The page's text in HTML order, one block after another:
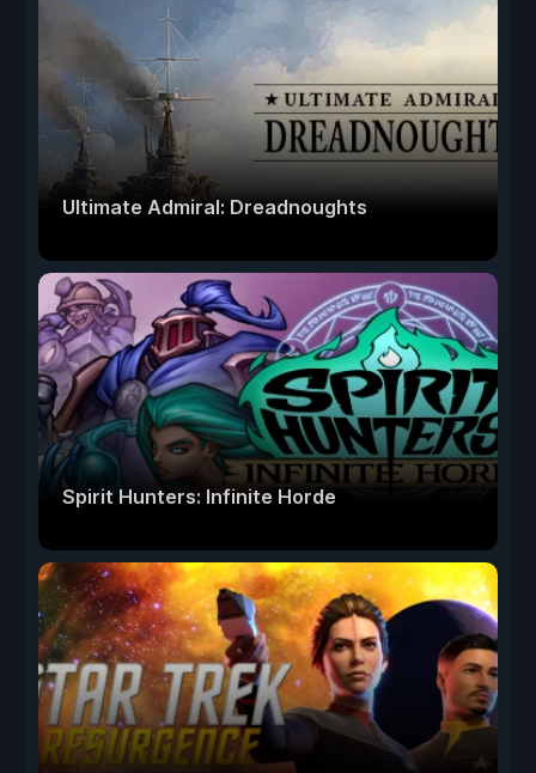
Ultimate Admiral: Dreadnoughts
Spirit Hunters: Infinite Horde